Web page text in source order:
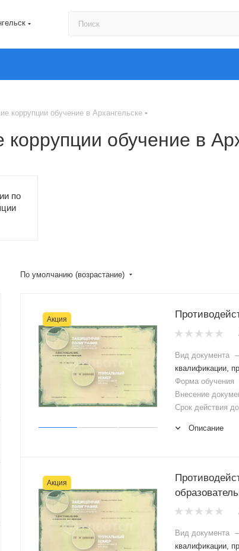
коррупции обучение в Архангельске
коррупции обучение в
по
По умолчанию (возрастание)
Акция
Вид документа
квалификации,
Форма обучения
Внесение
Срок действия
Описание
Акция
Вид документа
квалификации,